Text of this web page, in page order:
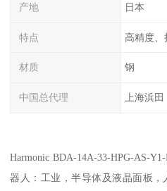
产地 日本
特点 高精度、
材质 钢
中国总代理 上海浜田
Harmonic BDA-14A-33-HPG-AS-
器人：工业，半导体及液晶面板